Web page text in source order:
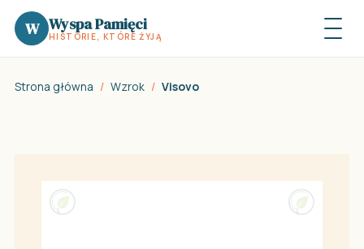
W Wyspa Pamięci
HISTORIE, KTÓRE ŻYJĄ
Strona główna / Wzrok / Visovo